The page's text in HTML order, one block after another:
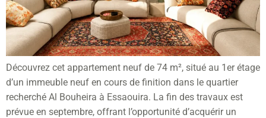
Découvrez cet appartement neuf de 74 m², situé au 1er étage
d’un immeuble neuf en cours de finition dans le quartier
recherché Al Bouheira à Essaouira. La fin des travaux est
prévue en septembre, offrant l’opportunité d’acquérir un